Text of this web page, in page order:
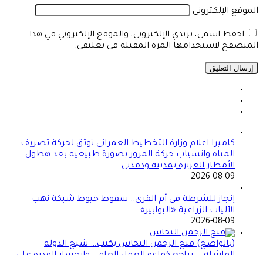
الموقع الإلكتروني
احفظ اسمي، بريدي الإلكتروني، والموقع الإلكتروني في هذا
المتصفح لاستخدامها المرة المقبلة في تعليقي.
كاميرا اعلام وزارة التخطيط العمرانى توثق لحركة تصريف
المياه وانسياب حركة المرور بصورة طبيعيه بعد هطول
الأمطار الغزيره بمدينة ودمدنى
2026-08-09
إنجاز للشرطة في أم القرى.. سقوط خيوط شبكة نهب
الآليات الزراعية «البوابير»
2026-08-09
(بالواضح) فتح الرحمن النحاس يكتب… شبح الدولة